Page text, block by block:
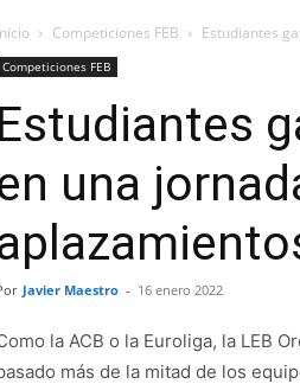
Competiciones FEB Estudiantes
Competiciones FEB
Estudiantes
una
Javier Maestro - 16 enero 2022
la ACB o la Euroliga, la LEB
más de la mitad de los